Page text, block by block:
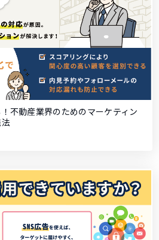
不動産業界のためのマーケティン